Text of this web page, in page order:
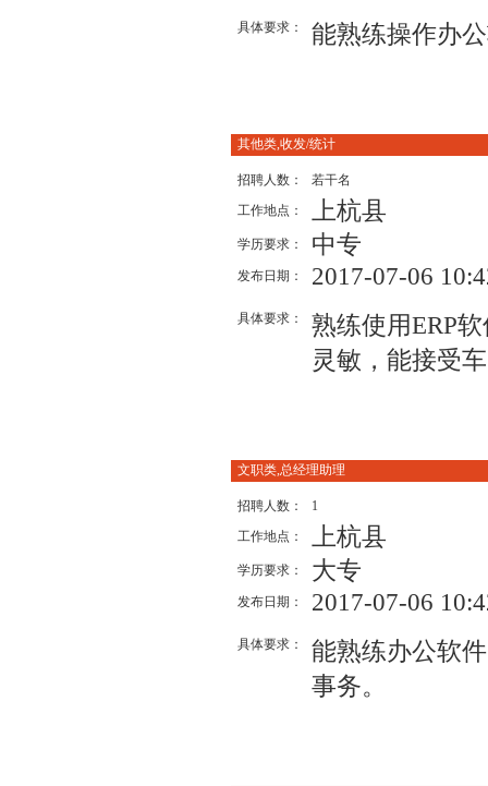
具体要求： 能熟练操作办
其他类,收发/统计
招聘人数：
若干名
工作地点：
上杭县
学历要求： 中专
发布日期： 2017-07-06
具体要求：
熟练使用ERP
灵敏，能接受
文职类,总经理助理
招聘人数：
1
工作地点：
上杭县
学历要求： 大专
发布日期： 2017-07-06
具体要求：
能熟练办公软
事务。